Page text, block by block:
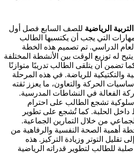
التربية الرياضية للصف السابع فصل أول
التي يجب أن يكتسبها الطالب
الدراسي. تم تصميم هذه الخطة
له توزيع الوقت بين الأنشطة المختلفة
تضمن أن يتلقى الطالب تدريبًا متوازنًا
والتكتيكية للرياضة. في هذه المرحلة
الحركة والتعاون، ما يعزز ثقته
الفعالة في النشاطات المدرسية.
سلوكية تشجع الطالب على احترام
داخل الحلبة. كما تُشجع على تطوير
من خلال التمارين الجماعية.
أهمية الصحة النفسية والرفاهية من
تقليل التوتر وزيادة التركيز. هذه
للطالب لتطوير قدراته الرياضية